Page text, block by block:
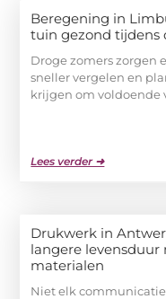
Beregening in
tuin gezond tijdens
Droge zomers zorgen
sneller vergelen en
krijgen om voldoende
Lees verder ➜
Drukwerk in
langere
materialen
Niet elk